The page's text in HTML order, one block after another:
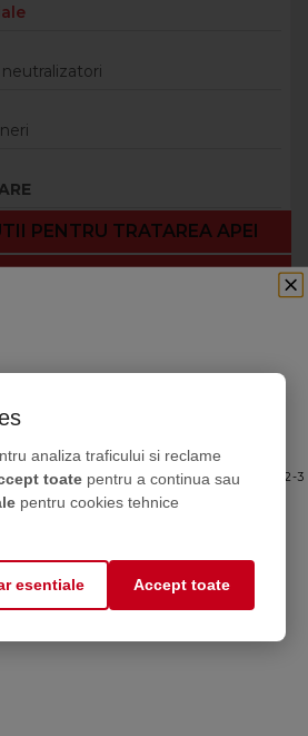
PENTRU TRATAREA APEI
analiza traficului si reclame
toate pentru a continua sau
pentru cookies tehnice
esentiale Accept toate
direct în inbox
întreținere direct de la producător. Maximum 2-3
Mă abonez